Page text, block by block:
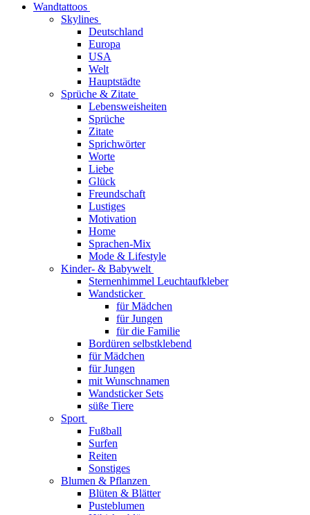
Wandtattoos
Skylines
Deutschland
Europa
USA
Welt
Hauptstädte
Sprüche & Zitate
Lebensweisheiten
Sprüche
Zitate
Sprichwörter
Worte
Liebe
Glück
Freundschaft
Lustiges
Motivation
Home
Sprachen-Mix
Mode & Lifestyle
Kinder- & Babywelt
Sternenhimmel Leuchtaufkleber
Wandsticker
für Mädchen
für Jungen
für die Familie
Bordüren selbstklebend
für Mädchen
für Jungen
mit Wunschnamen
Wandsticker Sets
süße Tiere
Sport
Fußball
Surfen
Reiten
Sonstiges
Blumen & Pflanzen
Blüten & Blätter
Pusteblumen